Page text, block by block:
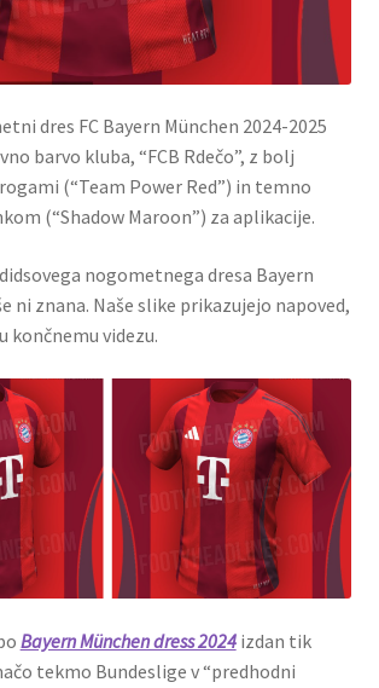
dres FC Bayern München 2024-2025
barvo kluba, “FCB Rdečo”, z bolj
(“Team Power Red”) in temno
(“Shadow Maroon”) za aplikacije.
nogometnega dresa Bayern
ni znana. Naše slike prikazujejo napoved,
končnemu videzu.
Bayern München dress 2024izdan tik
tekmo Bundeslige v “predhodni